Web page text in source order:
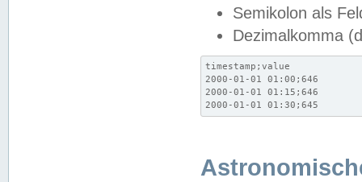
Semikolon als
Dezimalkomma
timestamp;value
2000-01-01 01:00;646
2000-01-01 01:15;646
2000-01-01 01:30;645